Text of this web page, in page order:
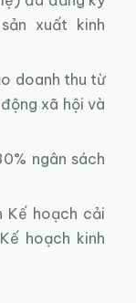
xuất kinh
doanh thu từ
xã hội và
ngân sách
Kế hoạch cải
hoạch kinh